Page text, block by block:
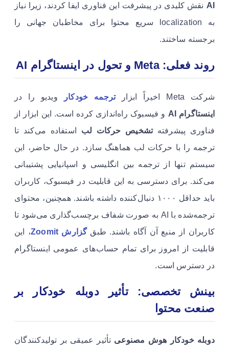
AI نقش کلیدی در پیشرفت این فناوری ایفا کردند، زیرا نیاز
به localization سریع محتوا برای مخاطبان جهانی را
برجسته ساختند.
روند فعلی: Meta و تحول در اینستاگرام AI
شرکت Meta اخیراً ابزار ترجمه خودکار
ویدیو را در
اینستاگرام AI
و فیسبوک راه‌اندازی کرده است. این ابزار از
فناوری پیشرفتهتشخیص حرکات لب استفاده می‌کند تا
ترجمه را با حرکات لب هماهنگ سازد. در حال حاضر، این
سیستم تنها از ترجمه بین انگلیسی و اسپانیایی پشتیبانی
می‌کند. برای دسترسی به این قابلیت در فیسبوک، کاربران
باید حداقل ۱۰۰۰ دنبال‌کننده داشته باشند. همچنین، محتوای
ترجمه‌شده با AI به صورت شفاف برچسب‌گذاری می‌شود تا
کاربران از منبع آن آگاه باشند. طبقگزارش Zoomit
، این
قابلیت از امروز برای تمام حساب‌های عمومی اینستاگرام
در دسترس است.
بینش تخصصی: تأثیر دوبله خودکار بر
صنعت محتوا
دوبله خودکار هوش مصنوعی تأثیر عمیقی بر تولیدکنندگان